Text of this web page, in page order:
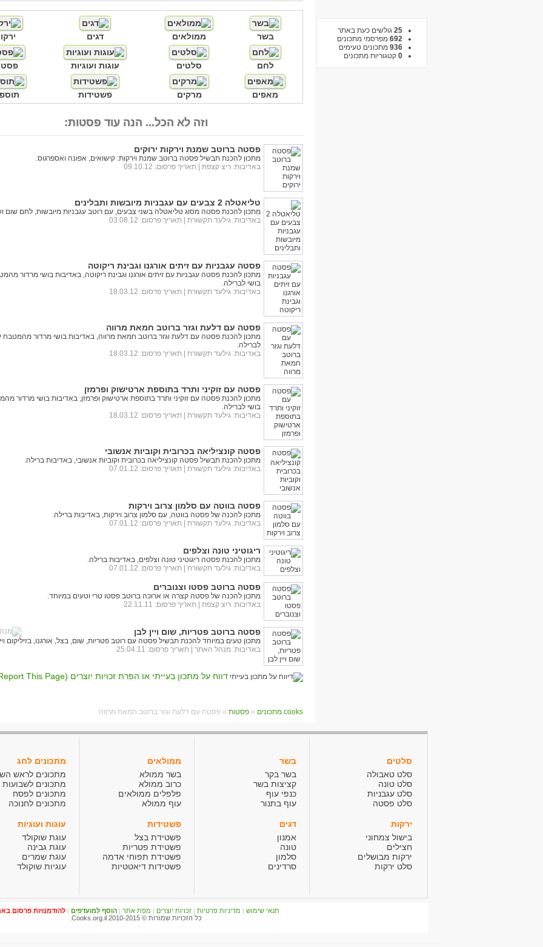
25 גולשים כעת באתר
692 מפרסמי מתכונים
936 מתכונים טעימים
0 קטגוריות מתכונים
בשר ממולאים דגים
לחם סלטים עוגות ועוגיות
מאפים מרקים פשטידות
וזה לא הכל... הנה עוד פסטות:
פסטה ברוטב שמנת וירקות ירוקים
מתכון להכנת תבשיל פסטה ברוטב שמנת וירקות: קישואים, אפונה ואספרגוס.
באדיבות: ריצ קצפת | תאריך פרסום: 09.10.12
טליאטלה 2 צבעים עם עגבניות מיובשות ותבלינים
מתכון להכנת פסטה מסוג טליאטלה בשני צבעים, עם רוטב עגבניות מיובשות, לחם שום
באדיבות: גילעד תקשורת | תאריך פרסום: 03.08.12
פסטה עגבניות עם זיתים אורגנו וגבינת ריקוטה
מתכון להכנת פסטה עגבניות עם זיתים אורגנו וגבינת ריקוטה, באדיבות בושי מרדור
בושי לברילה.
באדיבות: גילעד תקשורת | תאריך פרסום: 18.03.12
פסטה עם דלעת וגזר ברוטב חמאת מרווה
מתכון להכנת פסטה עם דלעת וגזר ברוטב חמאת מרווה, באדיבות בושי מרדור מהמטבח
לברילה.
באדיבות: גילעד תקשורת | תאריך פרסום: 18.03.12
פסטה עם זוקיני ותרד בתוספת ארטישוק ופרמזן
מתכון להכנת פסטה עם זוקיני ותרד בתוספת ארטישוק ופרמזן, באדיבות בושי מרדור
בושי לברילה.
באדיבות: גילעד תקשורת | תאריך פרסום: 18.03.12
פסטה קונציליאה בכרובית וקוביות אנשובי
מתכון להכנת תבשיל פסטה קונציליאה בכרובית וקוביות אנשובי, באדיבות ברילה.
באדיבות: גילעד תקשורת | תאריך פרסום: 07.01.12
פסטה בווטה עם סלמון צרוב וירקות
מתכון להכנה של פסטה בווטה, עם סלמון צרוב וירקות, באדיבות ברילה.
באדיבות: גילעד תקשורת | תאריך פרסום: 07.01.12
ריגוטיני טונה וצלפים
מתכון להכנת פסטה ריגוטיני טונה וצלפים, באדיבות ברילה.
באדיבות: גילעד תקשורת | תאריך פרסום: 07.01.12
פסטה ברוטב פסטו וצנוברים
מתכון להכנה של פסטה קצרה או ארוכה ברוטב פסטו טרי וטעים במיוחד.
באדיבות: ריצ קצפת | תאריך פרסום: 22.11.11
פסטה ברוטב פטריות, שום ויין לבן
מתכון טעים במיוחד להכנת תבשיל פסטה עם רוטב פטריות, שום, בצל, אורגנו, בזיליקום
באדיבות: מנהל האתר | תאריך פרסום: 25.04.11
דווח על מתכון בעייתי או הפרת זכויות יוצרים (Report This Page)
cooks מתכונים » פסטות » פסטה עם דלעת וגזר ברוטב חמאת מרווה
סלטים
סלט טאבולה
סלט טונה
סלט עגבניות
סלט פסטה
ירקות
בישול צמחוני
חצילים
ירקות מבושלים
סלט ירקות
בשר
בשר בקר
קציצות בשר
כנפי עוף
עוף בתנור
דגים
אמנון
טונה
סלמון
סרדינים
ממולאים
בשר ממולא
כרוב ממולא
פלפלים ממולאים
עוף ממולא
פשטידות
פשטידת בצל
פשטידת פטריות
פשטידת תפוחי אדמה
פשטידות דיאטטיות
מתכונים לחג
מתכונים לראש
מתכונים לשבועות
מתכונים לפסח
מתכונים לחנוכה
עוגות ועוגיות
עוגת שוקולד
עוגת גבינה
עוגת שמרים
עוגיות שוקולד
תנאי שימוש | מדיניות פרטיות |זכויות יוצרים | מפת אתר |הוסף למועדפים |להזדמנויות פרסום
כל הזכויות שמורות © Cooks.org.il 2010-2015.